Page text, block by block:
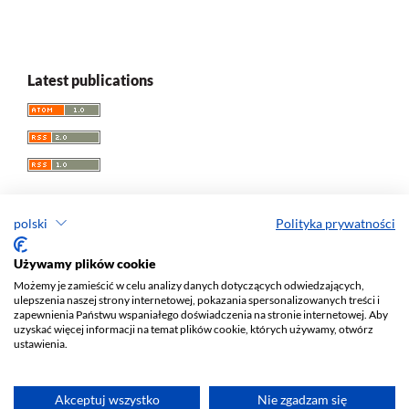
polski Polityka prywatności
Używamy plików cookie
Możemy je zamieścić w celu analizy danych dotyczących odwiedzających,
ulepszenia naszej strony internetowej, pokazania spersonalizowanych treści i
zapewnienia Państwu wspaniałego doświadczenia na stronie internetowej. Aby
uzyskać więcej informacji na temat plików cookie, których używamy, otwórz
ustawienia.
Akceptuj wszystko Nie zgadzam się
Latest publications
Acta Universitatis Lodziensis. Folia Librorum
ISSN: 0860-7435
e-ISSN: 2450-1336
Wydawca: Wydawnictwo Uniwersytetu Łódzkiego (www)
Biuro:
journals@uni.lodz.pl